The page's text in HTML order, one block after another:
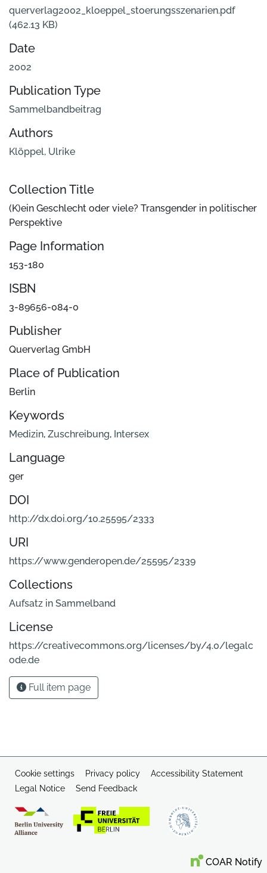
querverlag2002_kloeppel_stoerungsszenarien.pdf
(462.13 KB)
Date
2002
Publication Type
Sammelbandbeitrag
Authors
Klöppel, Ulrike
Collection Title
(K)ein Geschlecht oder viele? Transgender in politischer
Perspektive
Page Information
153-180
ISBN
3-89656-084-0
Publisher
Querverlag GmbH
Place of Publication
Berlin
Keywords
Medizin, Zuschreibung, Intersex
Language
ger
DOI
http://dx.doi.org/10.25595/2333
URI
https://www.genderopen.de/25595/2339
Collections
Aufsatz in Sammelband
License
https://creativecommons.org/licenses/by/4.0/legalc
ode.de
Full item page
Cookie settings Privacy policy
Accessibility Statement
Legal Notice
Send Feedback
COAR Notify